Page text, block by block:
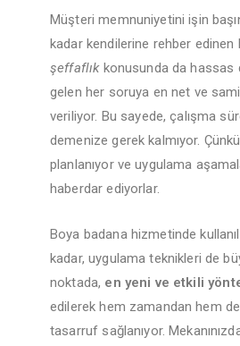
Müşteri memnuniyetini işin
kadar kendilerine rehber edinen
şeffaflıkkonusunda da hassas
gelen her soruya en net ve
veriliyor. Bu sayede, çalışma
demenize gerek kalmıyor.
planlanıyor ve uygulama
haberdar ediyorlar.
Boya badana hizmetinde
kadar, uygulama teknikleri de
noktada, en yeni ve etkili
edilerek hem zamandan hem
tasarruf sağlanıyor.